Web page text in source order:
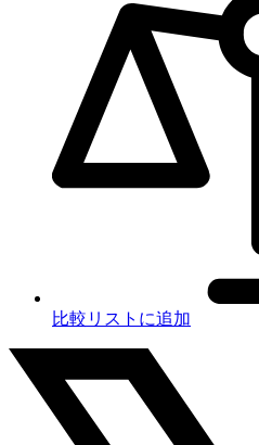
比較リストに追加